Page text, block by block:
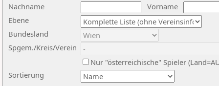
Nachname
Vorname
Ebene
Sortierung
Bundesland
Spgem./Kreis/Verein
Nur "österreichische" Spieler